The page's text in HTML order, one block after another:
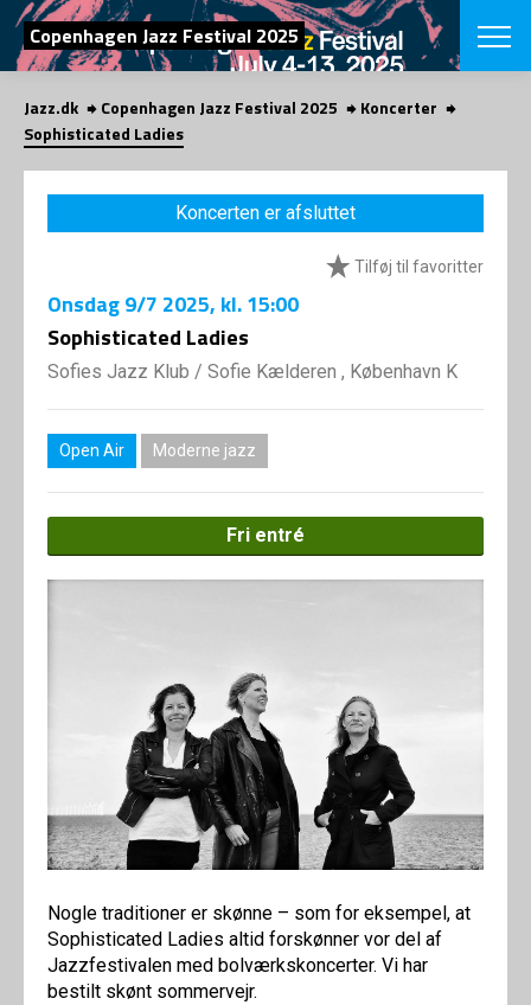
SØG
Copenhagen Jazz Festival 2025
English
VÆLG
VINTERJAZZ
Temaer
LOCATIONS
Presse/
Om fonden
SHOP
Jazz.dk Copenhagen Jazz Festival 2025
Koncerter
Sophisticated Ladies
Koncerten er afsluttet
Tilføj til favoritter
Onsdag9/7 2025, kl. 15:00
Sophisticated Ladies
Sofies Jazz Klub / Sofie Kælderen , København K
Open Air Moderne jazz
Fri entré
Nogle traditioner er skønne – som for eksempel, at
Sophisticated Ladies altid forskønner vor del af
Jazzfestivalen med bolværkskoncerter. Vi har
bestilt skønt sommervejr.